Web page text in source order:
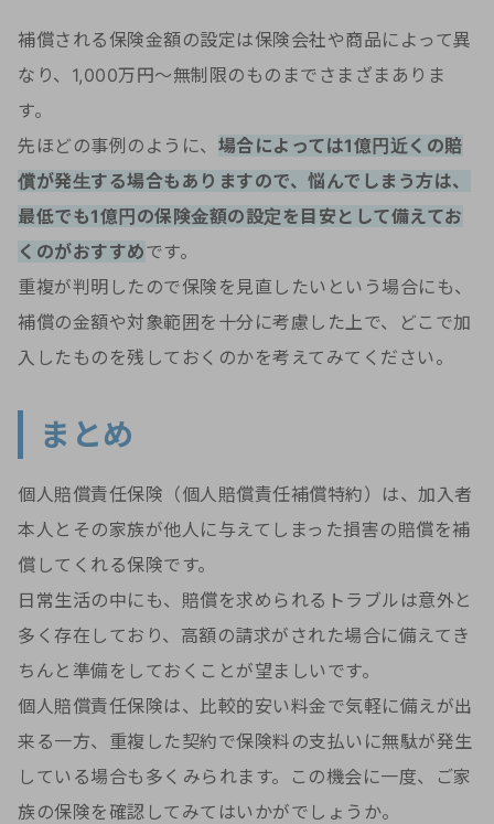
補償される保険金額の設定は保険会社や商品によって異
なり、1,000万円～無制限のものまでさまざまありま
す。
先ほどの事例のように、 場合によっては1億円近くの賠
償が発生する場合もありますので、悩んでしまう方は、
最低でも1億円の保険金額の設定を目安として備えてお
くのがおすすめです。
重複が判明したので保険を見直したいという場合にも、
補償の金額や対象範囲を十分に考慮した上で、どこで加
入したものを残しておくのかを考えてみてください。
まとめ
個人賠償責任保険（個人賠償責任補償特約）は、加入者
本人とその家族が他人に与えてしまった損害の賠償を補
償してくれる保険です。
日常生活の中にも、賠償を求められるトラブルは意外と
多く存在しており、高額の請求がされた場合に備えてき
ちんと準備をしておくことが望ましいです。
個人賠償責任保険は、比較的安い料金で気軽に備えが出
来る一方、重複した契約で保険料の支払いに無駄が発生
している場合も多くみられます。この機会に一度、ご家
族の保険を確認してみてはいかがでしょうか。